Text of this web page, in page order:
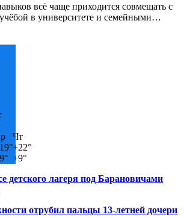
всё чаще приходится совмещать с
в университете и семейными…
Чт
19°+22°
9° +9°
детского лагеря под Барановичами
отрубил пальцы 13-летней дочери